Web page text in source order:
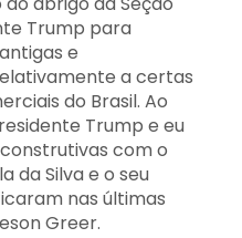
Trump para
e
a certas
do Brasil. Ao
Trump e eu
com o
da Silva e o seu
nas últimas
Greer.